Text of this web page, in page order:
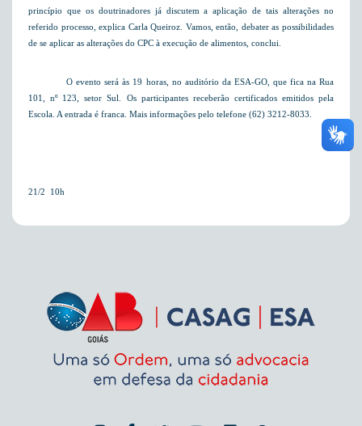
princípio que os doutrinadores já discutem a aplicação de tais alterações no
referido processo, explica Carla Queiroz. Vamos, então, debater as possibilidades
de se aplicar as alterações do CPC à execução de alimentos, conclui.
O evento será às 19 horas, no auditório da ESA-GO, que fica na Rua
101, nº 123, setor Sul. Os participantes receberão certificados emitidos pela
Escola. A entrada é franca. Mais informações pelo telefone (62) 3212-8033.
21/2  10h